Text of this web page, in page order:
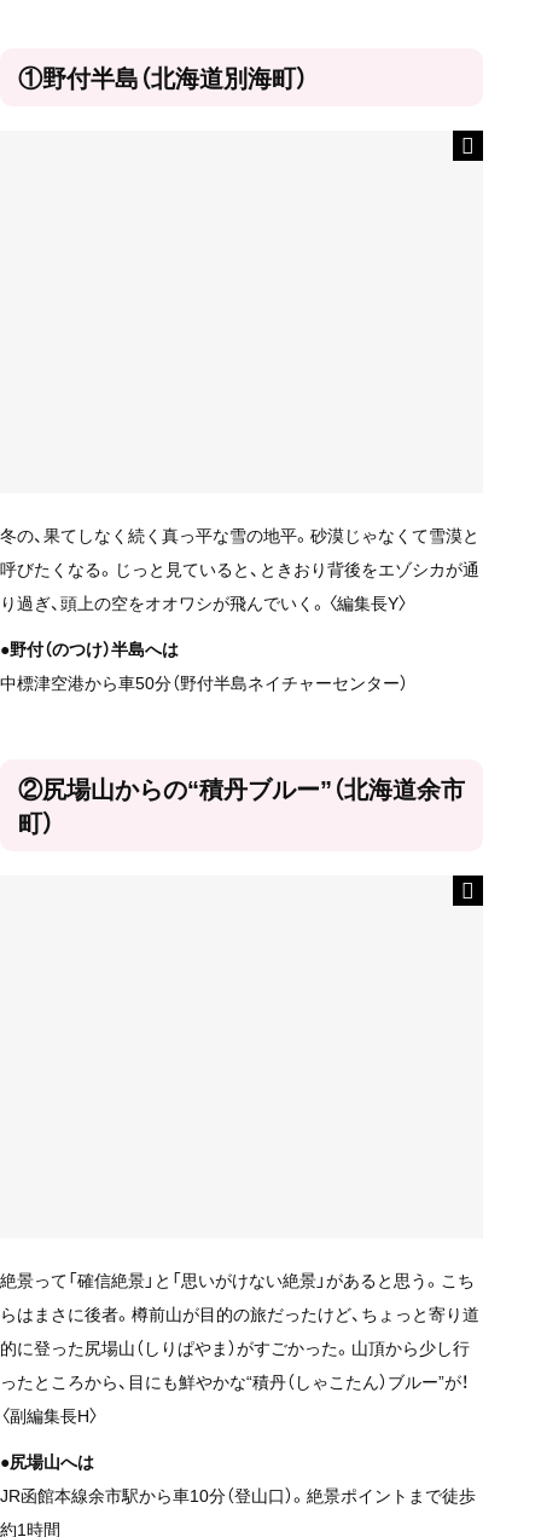
①野付半島（北海道別海町）
冬の、果てしなく続く真っ平な雪の地平。砂漠じゃなくて雪漠と
呼びたくなる。じっと見ていると、ときおり背後をエゾシカが通
り過ぎ、頭上の空をオオワシが飛んでいく。〈編集長Y〉
●野付（のつけ）半島へは
中標津空港から車50分（野付半島ネイチャーセンター）
②尻場山からの“積丹ブルー”（北海道余市
町）
絶景って「確信絶景」と「思いがけない絶景」があると思う。こち
らはまさに後者。樽前山が目的の旅だったけど、ちょっと寄り道
的に登った尻場山（しりぱやま）がすごかった。山頂から少し行
ったところから、目にも鮮やかな“積丹（しゃこたん）ブルー”が！
〈副編集長H〉
●尻場山へは
JR函館本線余市駅から車10分（登山口）。絶景ポイントまで徒歩
約1時間